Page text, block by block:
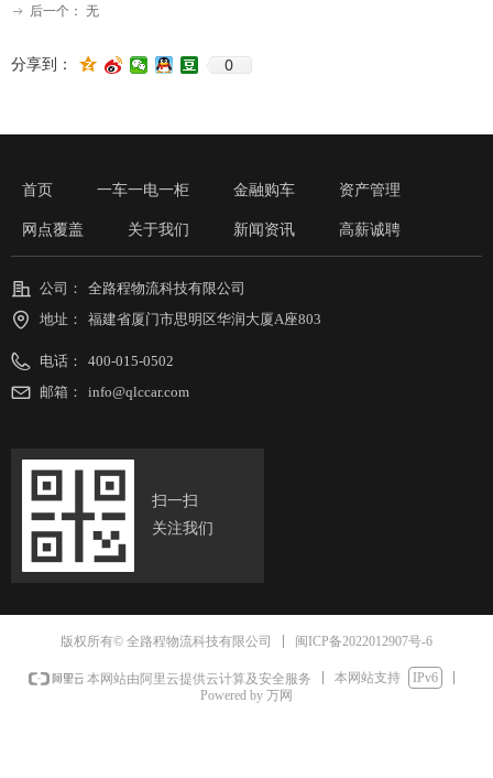
ꁹ 后一个： 无
分享到： 0
首页 一车一电一柜 金融购车 资产管理
网点覆盖 关于我们 新闻资讯 高薪诚聘
电话：
400-015-0502
邮箱：
info@qlccar.com
公司：
全路程物流科技有限公司
地址：
福建省厦门市思明区华润大厦A座803
扫一扫
关注我们
版权所有© 全路程物流科技有限公司 闽ICP备2022012907号-6
本网站由阿里云提供云计算及安全服务 本网站支持
IPv6
Powered by 万网